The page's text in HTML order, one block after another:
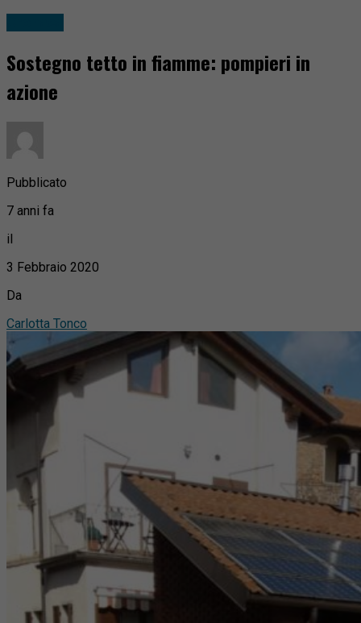
Sostegno tetto in fiamme: pompieri in
azione
Pubblicato
7 anni fa
il
3 Febbraio 2020
Da
Carlotta Tonco